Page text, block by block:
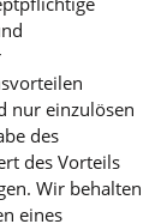
nur einzulösen
des
des Vorteils
Wir behalten
eines